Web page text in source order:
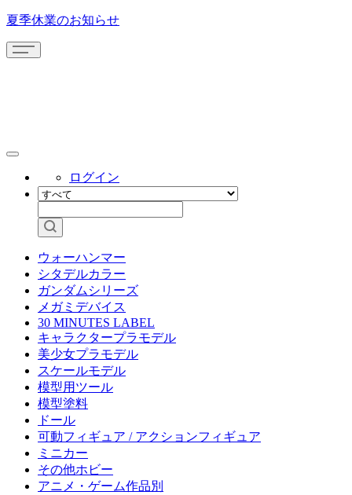
夏季休業のお知らせ
ログイン
ウォーハンマー
シタデルカラー
ガンダムシリーズ
メガミデバイス
30 MINUTES LABEL
キャラクタープラモデル
美少女プラモデル
スケールモデル
模型用ツール
模型塗料
ドール
可動フィギュア / アクションフィギュア
ミニカー
その他ホビー
アニメ・ゲーム作品別